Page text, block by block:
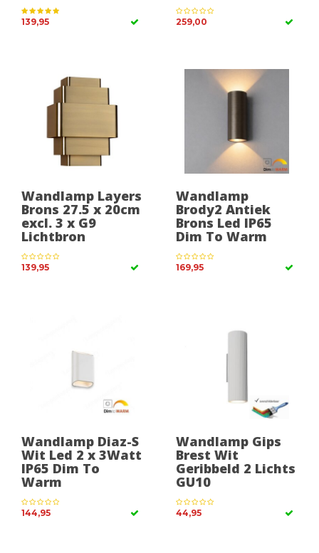
139,95 259,00
Wandlamp Layers
Brons 27.5 x 20cm
excl. 3 x G9
Lichtbron
139,95
Wandlamp
Brody2 Antiek
Brons Led IP65
Dim To Warm
169,95
Wandlamp Diaz-S
Wit Led 2 x 3Watt
IP65 Dim To
Warm
144,95
Wandlamp Gips
Brest Wit
Geribbeld 2 Lichts
GU10
44,95